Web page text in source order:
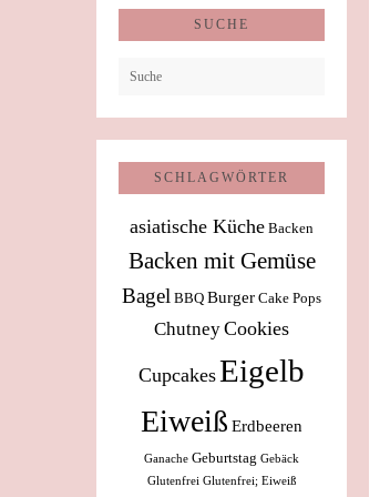
SUCHE
SCHLAGWÖRTER
asiatische Küche Backen
Backen mit Gemüse
Bagel BBQ Burger Cake Pops
ChutneyCookies
CupcakesEigelb
Eiweiß Erdbeeren
Ganache Geburtstag Gebäck
Glutenfrei Glutenfrei; Eiweiß